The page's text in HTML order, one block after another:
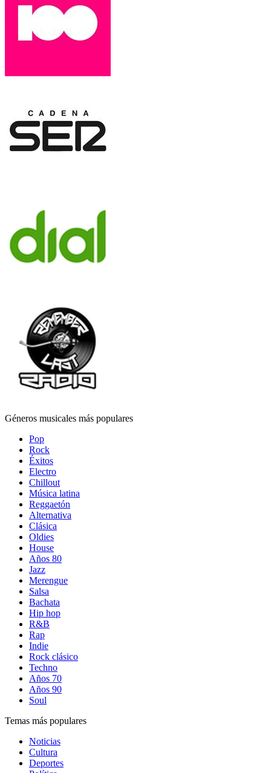
Géneros musicales más populares
Pop
Rock
Éxitos
Electro
Chillout
Música latina
Reggaetón
Alternativa
Clásica
Oldies
House
Años 80
Jazz
Merengue
Salsa
Bachata
Hip hop
R&B
Rap
Indie
Rock clásico
Techno
Años 70
Años 90
Soul
Temas más populares
Noticias
Cultura
Deportes